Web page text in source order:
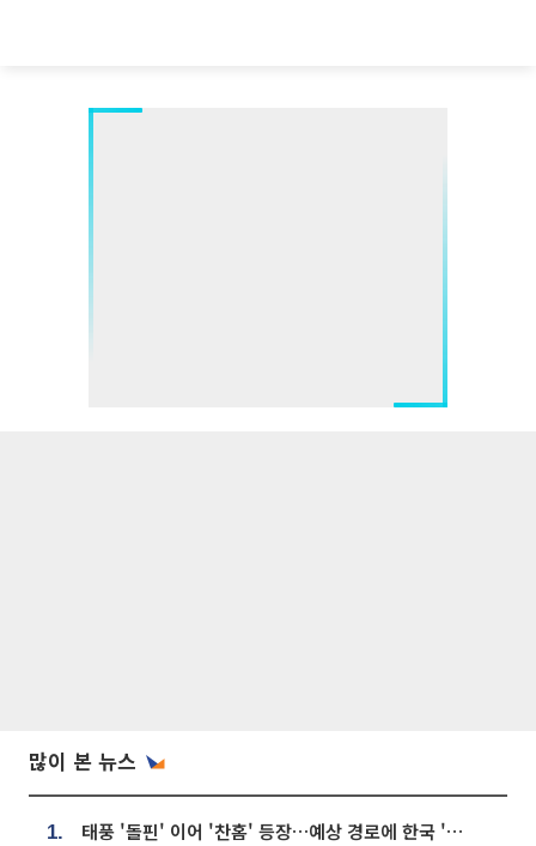
많이 본 뉴스
1. 태풍 '돌핀' 이어 '찬홈' 등장…예상 경로에 한국 '한숨'